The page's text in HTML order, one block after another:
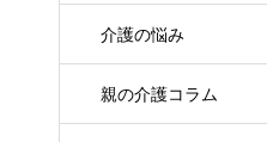
介護の悩み
親の介護コラム